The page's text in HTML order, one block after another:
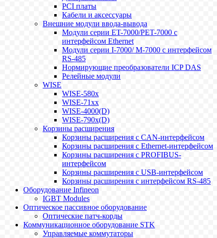
PCI платы
Кабели и аксессуары
Внешние модули ввода-вывода
Модули серии ET-7000/PET-7000 с
интерфейсом Ethernet
Модули серии I-7000/ M-7000 с интерфейсом
RS-485
Нормирующие преобразователи ICP DAS
Релейные модули
WISE
WISE-580x
WISE-71xx
WISE-4000(D)
WISE-790x(D)
Корзины расширения
Корзины расширения с CAN-интерфейсом
Корзины расширения с Ethernet-интерфейсом
Корзины расширения с PROFIBUS-
интерфейсом
Корзины расширения с USB-интерфейсом
Корзины расширения с интерфейсом RS-485
Оборудование Infineon
IGBT Modules
Оптическое пассивное оборудование
Оптические патч-корды
Коммуникационное оборудование STK
Управляемые коммутаторы